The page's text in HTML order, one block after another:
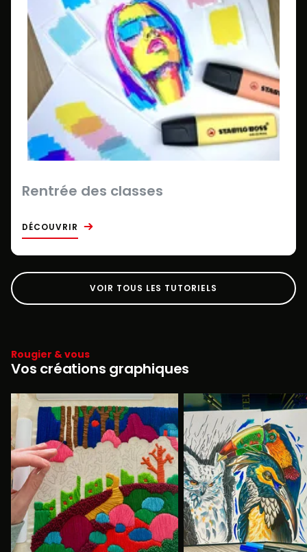
Rentrée des classes
DÉCOUVRIR
VOIR TOUS LES TUTORIELS
Rougier & vous
Vos créations graphiques